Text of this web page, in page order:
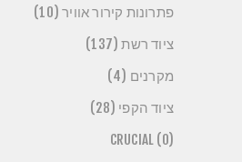
פתרונות קירור אוויר (10)
ציוד רשת (137)
מקרנים (4)
ציוד הקפי (28)
CRUCIAL (0)